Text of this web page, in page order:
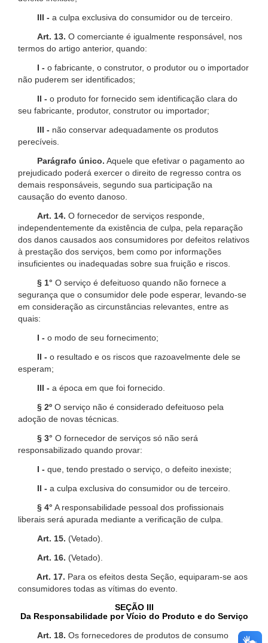
III - a culpa exclusiva do consumidor ou de terceiro.
Art. 13. O comerciante é igualmente responsável, nos
termos do artigo anterior, quando:
I - o fabricante, o construtor, o produtor ou o importador
não puderem ser identificados;
II - o produto for fornecido sem identificação clara do
seu fabricante, produtor, construtor ou importador;
III - não conservar adequadamente os produtos
perecíveis.
Parágrafo único. Aquele que efetivar o pagamento ao
prejudicado poderá exercer o direito de regresso contra os
demais responsáveis, segundo sua participação na
causação do evento danoso.
Art. 14. O fornecedor de serviços responde,
independentemente da existência de culpa, pela reparação
dos danos causados aos consumidores por defeitos relativos
à prestação dos serviços, bem como por informações
insuficientes ou inadequadas sobre sua fruição e riscos.
§ 1° O serviço é defeituoso quando não fornece a
segurança que o consumidor dele pode esperar, levando-se
em consideração as circunstâncias relevantes, entre as
quais:
I - o modo de seu fornecimento;
II - o resultado e os riscos que razoavelmente dele se
esperam;
III - a época em que foi fornecido.
§ 2º O serviço não é considerado defeituoso pela
adoção de novas técnicas.
§ 3° O fornecedor de serviços só não será
responsabilizado quando provar:
I - que, tendo prestado o serviço, o defeito inexiste;
II - a culpa exclusiva do consumidor ou de terceiro.
§ 4° A responsabilidade pessoal dos profissionais
liberais será apurada mediante a verificação de culpa.
Art. 15. (Vetado).
Art. 16. (Vetado).
Art. 17. Para os efeitos desta Seção, equiparam-se aos
consumidores todas as vítimas do evento.
SEÇÃO III
Da Responsabilidade por Vício do Produto e do Serviço
Art. 18. Os fornecedores de produtos de consumo